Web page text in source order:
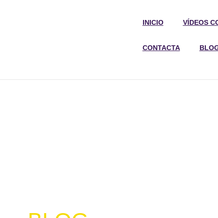
INICIO VÍDEOS
CONTACTA